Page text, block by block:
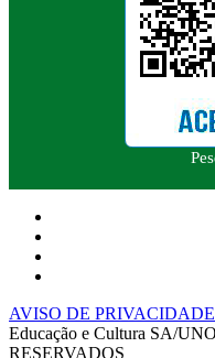
AVISO DE PRIVACIDADE
Educação e Cultura SA/
RESERVADOS